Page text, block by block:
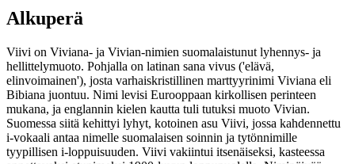
Alkuperä
Viivi on Viviana- ja Vivian-nimien suomalaistunut lyhennys- ja
hellittelymuoto. Pohjalla on latinan sana vivus ('elävä,
elinvoimainen'), josta varhaiskristillinen marttyyrinimi Viviana eli
Bibiana juontuu. Nimi levisi Eurooppaan kirkollisen perinteen
mukana, ja englannin kielen kautta tuli tutuksi muoto Vivian.
Suomessa siitä kehittyi lyhyt, kotoinen asu Viivi, jossa kahdennettu
i-vokaali antaa nimelle suomalaisen soinnin ja tytönnimille
tyypillisen i-loppuisuuden. Viivi vakiintui itsenäiseksi, kasteessa